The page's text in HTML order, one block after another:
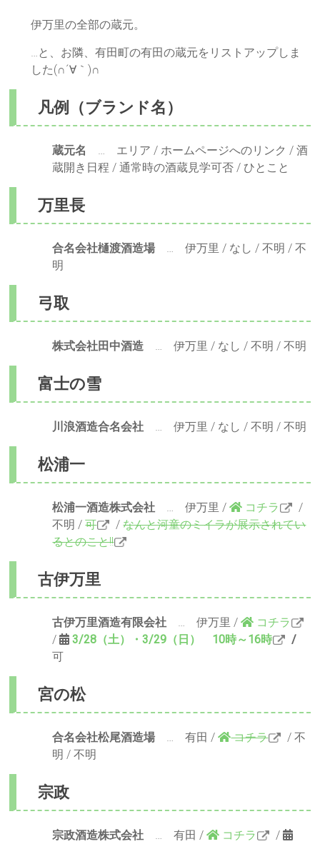
伊万里の全部の蔵元。
…と、お隣、有田町の有田の蔵元をリストアップしま
した(∩´∀｀)∩
凡例（ブランド名）
蔵元名
… エリア / ホームページへのリンク / 酒
蔵開き日程 / 通常時の酒蔵見学可否 / ひとこと
万里長
合名会社樋渡酒造場 … 伊万里 / なし / 不明 / 不
明
弓取
株式会社田中酒造 … 伊万里 / なし / 不明 / 不明
富士の雪
川浪酒造合名会社 … 伊万里 / なし / 不明 / 不明
松浦一
松浦一酒造株式会社 … 伊万里 / コチラ
/
不明 /可 /なんと河童のミイラが展示されてい
るとのこと!!
古伊万里
古伊万里酒造有限会社 … 伊万里 /
コチラ
/
3/28（土）・3/29（日） 10時～16時
/
可
宮の松
合名会社松尾酒造場 … 有田 / コチラ
/ 不
明 / 不明
宗政
宗政酒造株式会社 … 有田 / コチラ
/